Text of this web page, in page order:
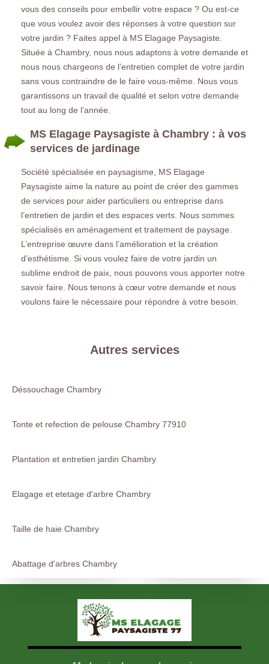
vous des conseils pour embellir votre espace ? Ou est-ce
que vous voulez avoir des réponses à votre question sur
votre jardin ? Faites appel à MS Elagage Paysagiste.
Située à Chambry, nous nous adaptons à votre demande et
nous nous chargeons de l’entretien complet de votre jardin
sans vous contraindre de le faire vous-même. Nous vous
garantissons un travail de qualité et selon votre demande
tout au long de l’année.
MS Elagage Paysagiste à Chambry : à vos
services de jardinage
Société spécialisée en paysagisme, MS Elagage
Paysagiste aime la nature au point de créer des gammes
de services pour aider particuliers ou entreprise dans
l’entretien de jardin et des espaces verts. Nous sommes
spécialisés en aménagement et traitement de paysage.
L’entreprise œuvre dans l’amélioration et la création
d’esthétisme. Si vous voulez faire de votre jardin un
sublime endroit de paix, nous pouvons vous apporter notre
savoir faire. Nous tenons à cœur votre demande et nous
voulons faire le nécessaire pour répondre à votre besoin.
Autres services
Déssouchage Chambry
Tonte et refection de pelouse Chambry 77910
Plantation et entretien jardin Chambry
Elagage et etetage d'arbre Chambry
Taille de haie Chambry
Abattage d'arbres Chambry